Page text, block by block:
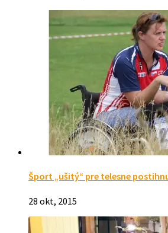
Šport „ušitý“ pre telesne
28 okt, 2015